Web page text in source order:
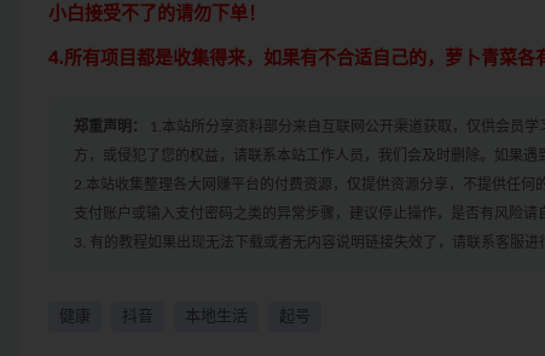
小白接受不了的请勿下单！
4.所有项目都是收集得来，如果有不合适自己的，萝卜青菜各
郑重声明：
1.本站所分享资料部分来自互联网公开渠道获取，仅供会员
方，或侵犯了您的权益，请联系本站工作人员，我们会及时删除。如果遇
2.本站收集整理各大网赚平台的付费资源，仅提供资源分享，不提供任
支付账户或输入支付密码之类的异常步骤，建议停止操作，是否有风险请
3. 有的教程如果出现无法下载或者无内容说明链接失效了，请联系客服进
健康 抖音 本地生活 起号